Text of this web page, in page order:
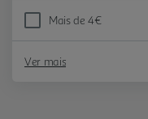
Mais de 4€
Refine by Preço: Mais de 4€
Ver mais